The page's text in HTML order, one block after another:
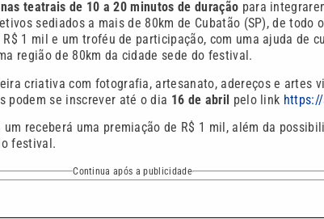
teatrais de 10 a 20 minutos de duração para
sediados a mais de 80km de Cubatão (SP), de todo
1 mil e um troféu de participação, com uma ajuda de
região de 80km da cidade sede do festival.
criativa com fotografia, artesanato, adereços e artes
podem se inscrever até o dia 16 de abril pelo link
receberá uma premiação de R$ 1 mil, além da
festival.
Continua após a publicidade